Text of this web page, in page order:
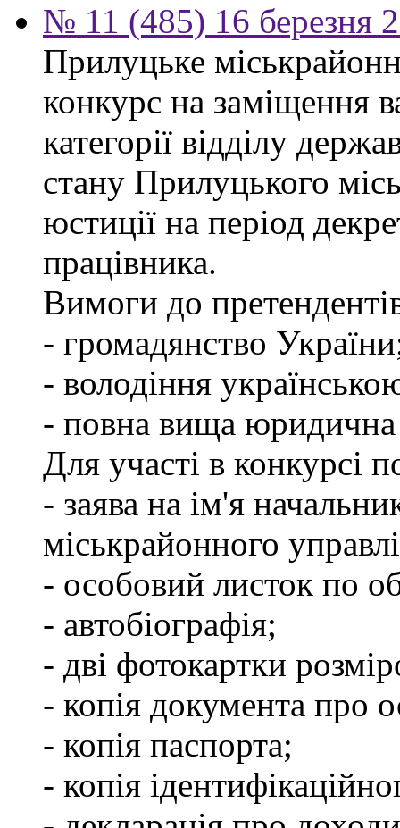
№ 11 (485) 16 березня
Прилуцьке
конкурс на заміщення
категорії відділу
стану Прилуцького
юстиції на період
працівника.
Вимоги до
- громадянство
- володіння
- повна вища юридична
Для участі в конкурсі
- заява на ім'я
міськрайонного
- особовий листок по
- автобіографія;
- дві фотокартки
- копія документа про
- копія паспорта;
- копія